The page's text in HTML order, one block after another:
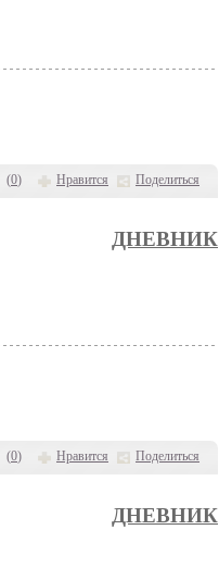
(0) Нравится Поделиться
(0) Нравится Поделиться
ДНЕВНИК
ДНЕВНИК